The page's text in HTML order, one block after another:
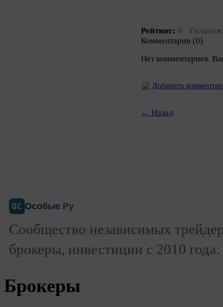
Рейтинг: 0
Комментарии (0)
Нет комментариев.
Добавить
← Назад
ОС Особые Ру
Сообщество независимых
брокеры, инвестиции с 2010 года.
Брокеры